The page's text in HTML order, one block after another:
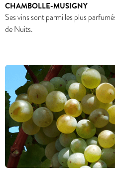
CHAMBOLLE-MUSIGNY
Ses vins sont parmi les plus
de Nuits.